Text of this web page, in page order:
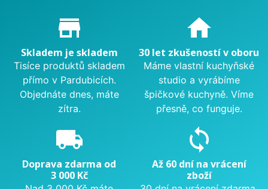
Proč nakupovat u nás?
store_mall_directory
Skladem je skladem
Tisíce produktů skladem
přímo v Pardubicích.
Objednáte dnes, máte
zítra.
home
30 let zkušeností v oboru
Máme vlastní kuchyňské
studio a vyrábíme
špičkové kuchyně. Víme
přesně, co funguje.
local_shipping
Doprava zdarma od
3 000 Kč
sync
Až 60 dní na vrácení
zboží